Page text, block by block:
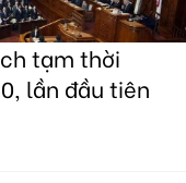
tạm thời
lần đầu tiên